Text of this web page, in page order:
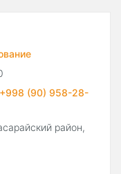
+998 (90) 958-28-
район,